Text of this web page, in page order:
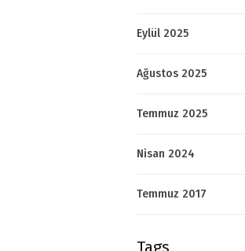
Eylül 2025
Ağustos 2025
Temmuz 2025
Nisan 2024
Temmuz 2017
Tags